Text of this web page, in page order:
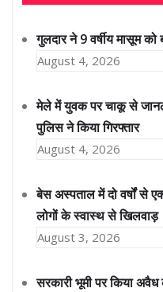
गुलदार ने 9 वर्षीय मासूम को
August 4, 2026
मेले में युवक पर चाकू से
पुलिस ने किया गिरफ्तार
August 4, 2026
बेस अस्पताल में दो वर्षों से
लोगों के स्वास्थ से खिलवाड़
August 3, 2026
सरकारी भूमी पर किया